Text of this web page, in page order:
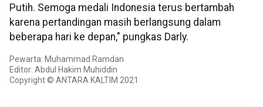
Putih. Semoga medali Indonesia terus bertambah
karena pertandingan masih berlangsung dalam
beberapa hari ke depan," pungkas Darly.
Pewarta: Muhammad Ramdan
Editor: Abdul Hakim Muhiddin
Copyright © ANTARA KALTIM 2021